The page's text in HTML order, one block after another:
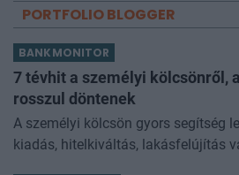
PORTFOLIO BLOGGER
BANKMONITOR
7 tévhit a személyi kölcsönről,
rosszul döntenek
A személyi kölcsön gyors segítség
kiadás, hitelkiváltás, lakásfelújítás